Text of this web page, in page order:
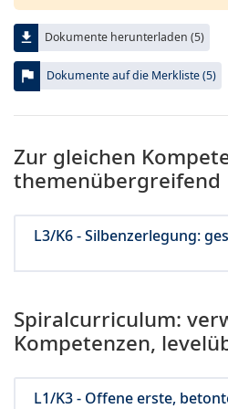
file_download Dokumente herunterladen (5)
flag Dokumente auf die Merkliste (5)
Zur gleichen
themenübergreifend
L3/K6 - Silbenzerlegung:
Spiralcurriculum:
Kompetenzen,
L1/K3 - Offene erste,